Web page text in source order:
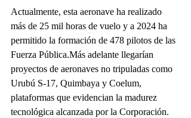
Actualmente, esta aeronave ha realizado
más de 25 mil horas de vuelo y a 2024 ha
permitido la formación de 478 pilotos de las
Fuerza Pública.Más adelante llegarían
proyectos de aeronaves no tripuladas como
Urubú S-17, Quimbaya y Coelum,
plataformas que evidencian la madurez
tecnológica alcanzada por la Corporación.